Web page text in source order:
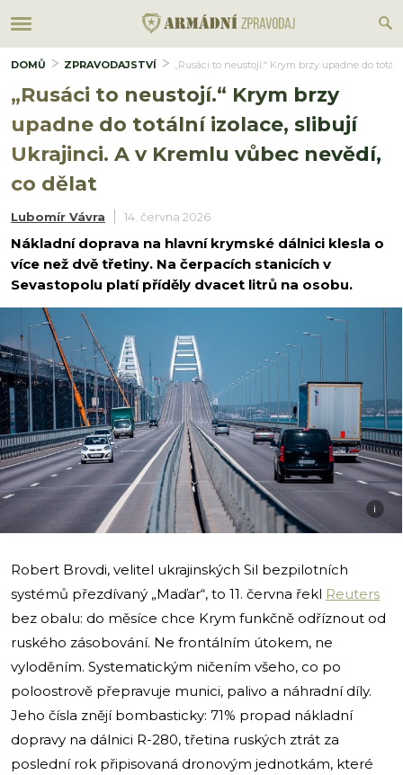
DOMŮ ZPRAVODAJSTVÍ „Rusáci to neustojí.“ Krym brzy upadne do
„Rusáci to neustojí.“ Krym brzy
upadne do totální izolace, slibují
Ukrajinci. A v Kremlu vůbec nevědí,
co dělat
Lubomír Vávra 14. června 2026
Nákladní doprava na hlavní krymské dálnici klesla o
více než dvě třetiny. Na čerpacích stanicích v
Sevastopolu platí příděly dvacet litrů na osobu.
i
Robert Brovdi, velitel ukrajinských Sil bezpilotních
systémů přezdívaný „Maďar“, to 11. června řekl Reuters
bez obalu: do měsíce chce Krym funkčně odříznout od
ruského zásobování. Ne frontálním útokem, ne
vyloděním. Systematickým ničením všeho, co po
poloostrově přepravuje munici, palivo a náhradní díly.
Jeho čísla znějí bombasticky: 71% propad nákladní
dopravy na dálnici R-280, třetina ruských ztrát za
poslední rok připisovaná dronovým jednotkám, které